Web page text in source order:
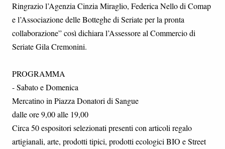
Ringrazio l’Agenzia Cinzia Miraglio, Federica Nello di Comap
e l’Associazione delle Botteghe di Seriate per la pronta
collaborazione” così dichiara l’Assessore al Commercio di
Seriate Gila Cremonini.
PROGRAMMA
- Sabato e Domenica
Mercatino in Piazza Donatori di Sangue
dalle ore 9,00 alle 19,00
Circa 50 espositori selezionati presenti con articoli regalo
artigianali, arte, prodotti tipici, prodotti ecologici BIO e Street